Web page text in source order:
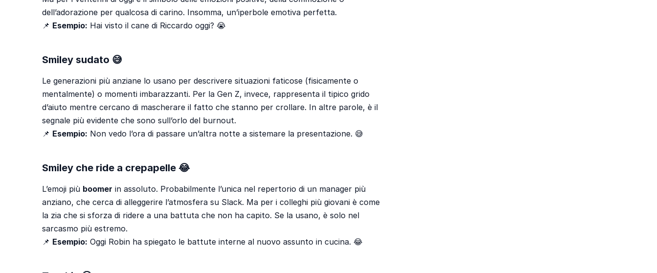
dell’adorazione per qualcosa di carino. Insomma, un’iperbole emotiva perfetta.
📌 Esempio: Hai visto il cane di Riccardo oggi? 😭
Smiley sudato 😅
Le generazioni più anziane lo usano per descrivere situazioni faticose (fisicamente o
mentalmente) o momenti imbarazzanti. Per la Gen Z, invece, rappresenta il tipico grido
d’aiuto mentre cercano di mascherare il fatto che stanno per crollare. In altre parole, è il
segnale più evidente che sono sull’orlo del burnout.
📌 Esempio: Non vedo l’ora di passare un’altra notte a sistemare la presentazione. 😅
Smiley che ride a crepapelle 😂
L’emoji più boomer in assoluto. Probabilmente l’unica nel repertorio di un manager più
anziano, che cerca di alleggerire l’atmosfera su Slack. Ma per i colleghi più giovani è come
la zia che si sforza di ridere a una battuta che non ha capito. Se la usano, è solo nel
sarcasmo più estremo.
📌 Esempio: Oggi Robin ha spiegato le battute interne al nuovo assunto in cucina. 😂